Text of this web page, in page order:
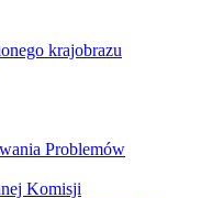
krajobrazu
Problemów
Komisji